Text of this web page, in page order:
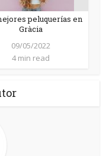
peluquerías en
Gràcia
09/05/2022
4 min read